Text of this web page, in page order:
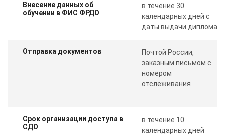
Внесение данных об
обучении в ФИС ФРДО
в течение 30
календарных дней с
даты выдачи диплома
Отправка документов
Почтой России,
заказным письмом с
номером
отслеживания
Срок организации доступа в
СДО
в течение 10
календарных дней